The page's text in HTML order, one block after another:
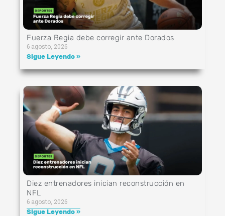
Fuerza Regia debe corregir ante Dorados
6 agosto, 2026
Sigue Leyendo »
Diez entrenadores inician reconstrucción en
NFL
6 agosto, 2026
Sigue Leyendo »